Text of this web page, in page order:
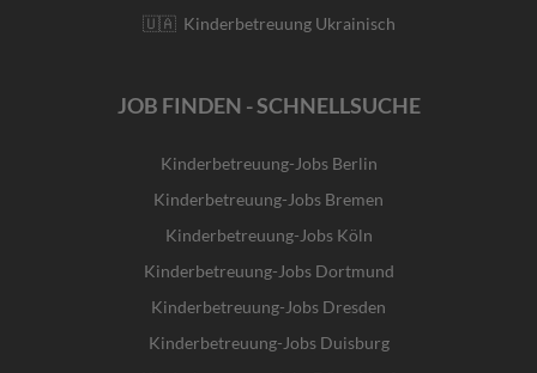
🇺🇦 Kinderbetreuung Ukrainisch
JOB FINDEN - SCHNELLSUCHE
Kinderbetreuung-Jobs Berlin
Kinderbetreuung-Jobs Bremen
Kinderbetreuung-Jobs Köln
Kinderbetreuung-Jobs Dortmund
Kinderbetreuung-Jobs Dresden
Kinderbetreuung-Jobs Duisburg